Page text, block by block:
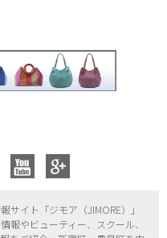
サイト「ジモア（JIMORE）」
報やビューティー、
スクール、